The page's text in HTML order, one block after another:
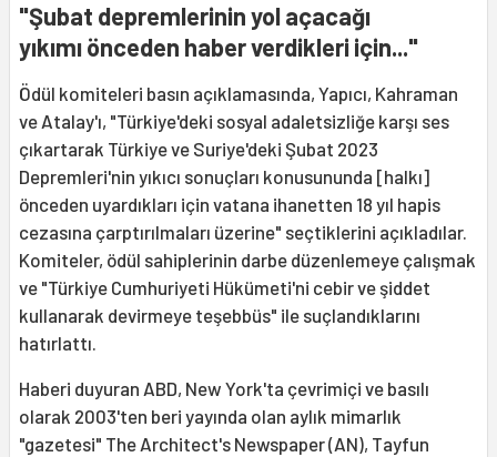
"Şubat depremlerinin yol açacağı
yıkımı önceden haber verdikleri için..."
Ödül komiteleri basın açıklamasında, Yapıcı, Kahraman
ve Atalay'ı, "Türkiye'deki sosyal adaletsizliğe karşı ses
çıkartarak Türkiye ve Suriye'deki Şubat 2023
Depremleri'nin yıkıcı sonuçları konusununda [halkı]
önceden uyardıkları için vatana ihanetten 18 yıl hapis
cezasına çarptırılmaları üzerine" seçtiklerini açıkladılar.
Komiteler, ödül sahiplerinin darbe düzenlemeye çalışmak
ve "Türkiye Cumhuriyeti Hükümeti'ni cebir ve şiddet
kullanarak devirmeye teşebbüs" ile suçlandıklarını
hatırlattı.
Haberi duyuran ABD, New York'ta çevrimiçi ve basılı
olarak 2003'ten beri yayında olan aylık mimarlık
"gazetesi" The Architect's Newspaper (AN), Tayfun